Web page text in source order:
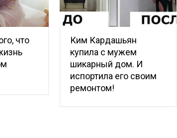
что
Ким Кардашьян
купила с мужем
шикарный дом. И
испортила его своим
ремонтом!